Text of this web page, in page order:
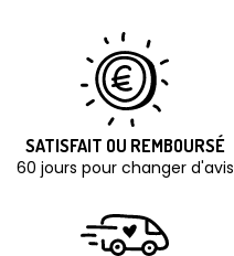
SATISFAIT OU REMBOURSÉ
60 jours pour changer d'avis